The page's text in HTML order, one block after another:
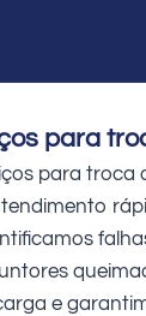
para
para troca
e